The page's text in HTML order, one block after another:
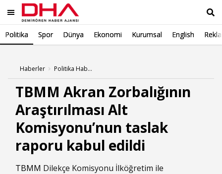
Politika Spor Dünya Ekonomi Kurumsal English
Haberler Politika Haberleri
TBMM Akran Zorbalığının
Araştırılması Alt
Komisyonu’nun taslak
raporu kabul edildi
TBMM Dilekçe Komisyonu İlköğretim ile